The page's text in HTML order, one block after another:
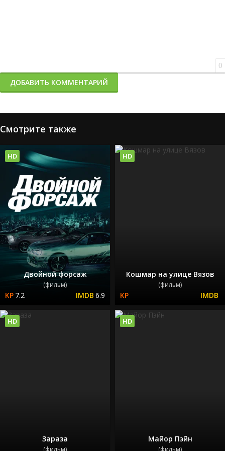
0
ДОБАВИТЬ КОММЕНТАРИЙ
Смотрите также
Двойной форсаж
(фильм)
7.2 6.9
HD
Кошмар на улице Вязов
(фильм)
HD
Зараза
(фильм)
HD
Майор Пэйн
(фильм)
HD